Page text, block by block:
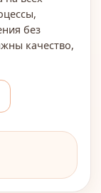
без
качество,